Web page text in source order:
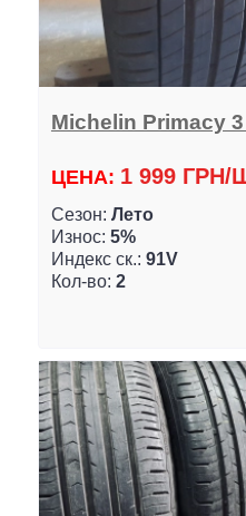
Michelin Primacy 3
ЦЕНА: 1 999 ГРН/
Сезон: Лето
Износ: 5%
Индекс ск.: 91V
Кол-во: 2